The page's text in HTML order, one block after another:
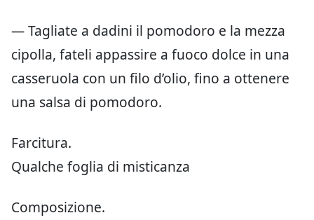
— Tagliate a dadini il pomodoro e la mezza
cipolla, fateli appassire a fuoco dolce in una
casseruola con un filo d’olio, fino a ottenere
una salsa di pomodoro.
Farcitura.
Qualche foglia di misticanza
Composizione.